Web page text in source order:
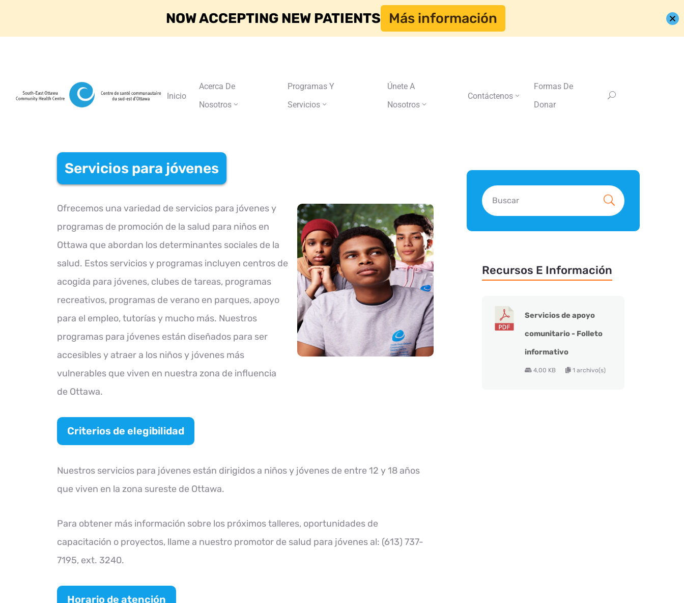
Inicio
Acerca De
Nosotros
Programas Y
Servicios
Únete A
Nosotros
Contáctenos
Formas De
Donar
Servicios para jóvenes
Ofrecemos una variedad de servicios para jóvenes y
programas de promoción de la salud para niños en
Ottawa que abordan los determinantes sociales de la
salud. Estos servicios y programas incluyen centros de
acogida para jóvenes, clubes de tareas, programas
recreativos, programas de verano en parques, apoyo
para el empleo, tutorías y mucho más. Nuestros
programas para jóvenes están diseñados para ser
accesibles y atraer a los niños y jóvenes más
vulnerables que viven en nuestra zona de influencia
de Ottawa.
Criterios de elegibilidad
Nuestros servicios para jóvenes están dirigidos a niños y jóvenes de entre 12 y 18 años
que viven en la zona sureste de Ottawa.
Para obtener más información sobre los próximos talleres, oportunidades de
capacitación o proyectos, llame a nuestro promotor de salud para jóvenes al: (613) 737-
7195, ext. 3240.
Horario de atención
Recursos E Información
Servicios de apoyo
comunitario - Folleto
informativo
4,00 KB 1 archivo(s)
NOW ACCEPTING NEW PATIENTS Más información